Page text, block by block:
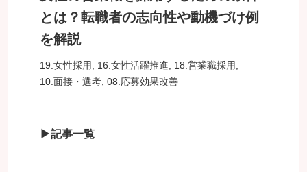
とは？転職者の志向性や動機づけ例
を解説
19.女性採用 16.女性活躍推進 18.営業職採用
10.面接・選考, 08.応募効果改善
▶記事一覧